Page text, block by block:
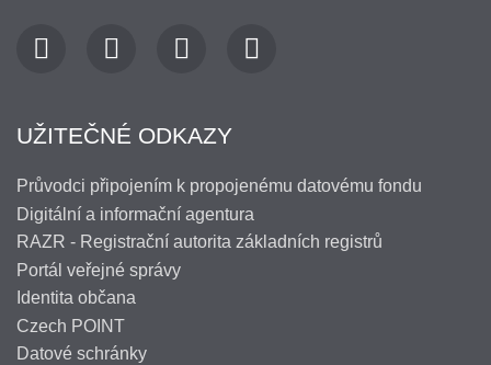
UŽITEČNÉ ODKAZY
Průvodci připojením k propojenému datovému fondu
Digitální a informační agentura
RAZR - Registrační autorita základních registrů
Portál veřejné správy
Identita občana
Czech POINT
Datové schránky